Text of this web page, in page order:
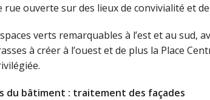
rue ouverte sur des lieux de convivialité et
verts remarquables à l’est et au sud,
à créer à l’ouest et de plus la Place
du bâtiment : traitement des façades